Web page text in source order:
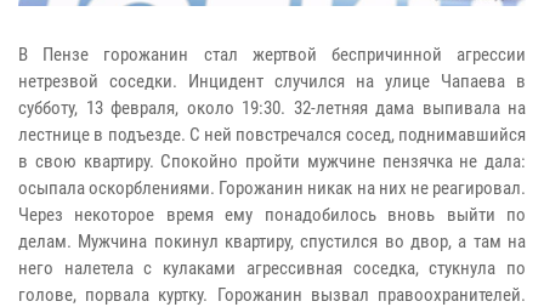
В Пензе горожанин стал жертвой беспричинной агрессии
нетрезвой соседки. Инцидент случился на улице Чапаева в
субботу, 13 февраля, около 19:30. 32-летняя дама выпивала на
лестнице в подъезде. С ней повстречался сосед, поднимавшийся
в свою квартиру. Спокойно пройти мужчине пензячка не дала:
осыпала оскорблениями. Горожанин никак на них не реагировал.
Через некоторое время ему понадобилось вновь выйти по
делам. Мужчина покинул квартиру, спустился во двор, а там на
него налетела с кулаками агрессивная соседка, стукнула по
голове, порвала куртку. Горожанин вызвал правоохранителей.